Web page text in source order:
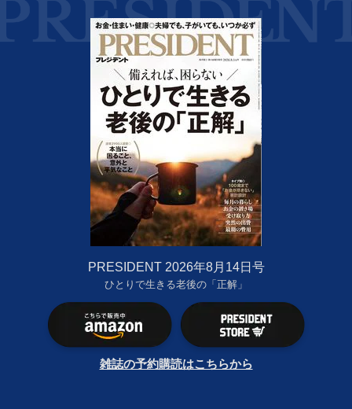
PRESIDENT 2026年8月14日号
ひとりで生きる老後の「正解」
雑誌の予約購読はこちらから